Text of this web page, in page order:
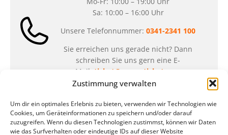
Zustimmung verwalten
Um dir ein optimales Erlebnis zu bieten, verwenden wir Technologien wie
Cookies, um Geräteinformationen zu speichern und/oder darauf
zuzugreifen. Wenn du diesen Technologien zustimmst, können wir Daten
wie das Surfverhalten oder eindeutige IDs auf dieser Website
Sa: 10:00 – 16:00 Uhr
Unsere Telefonnummer: 0341-2341 100
Sie erreichen uns gerade nicht? Dann
schreiben Sie uns gern eine E-
Mail: ticket@arena-ticket.com
Kassenöffnungszeiten
unsere Sonderöffnungszeiten im Sommer: